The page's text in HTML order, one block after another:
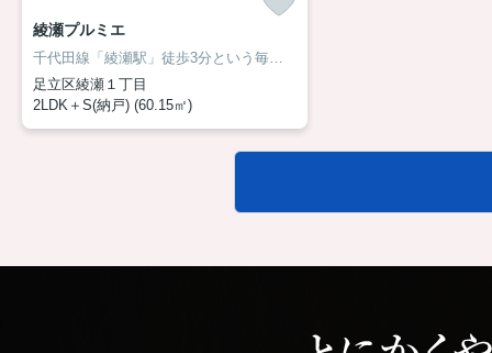
綾瀬プルミエ
千代田線「綾瀬駅」徒歩3分という毎日のゆとりに加え、新しく生まれ変わった室内なら、お引越し後すぐに気持ちよく新生活を始められます。収納力のあるWICやサービスルームは、ご家族構成やライフスタイルの変化にも柔軟に対応。住まいに求める「便利さ」と「心地よさ」をどちらも叶えたい方へ、自信を持っておすすめできる一邸です。詳しくはアサイホーム までお気軽にお問い合わせください！
足立区綾瀬１丁目
2LDK＋S(納戸) (60.15㎡)